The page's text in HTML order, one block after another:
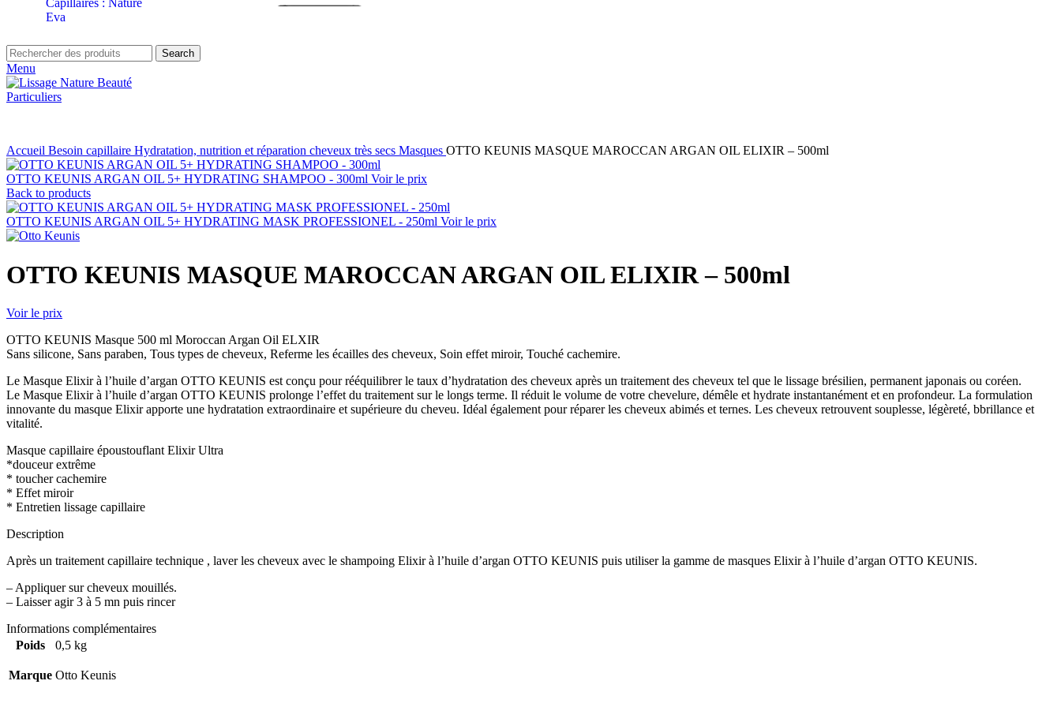
Search
Menu
Particuliers
Accueil Besoin capillaire Hydratation, nutrition et réparation cheveux très secs Masques OTTO KEUNIS MASQUE MAROCCAN ARGAN OIL ELIXIR – 500ml
OTTO KEUNIS ARGAN OIL 5+ HYDRATING SHAMPOO - 300ml Voir le prix
Back to products
OTTO KEUNIS ARGAN OIL 5+ HYDRATING MASK PROFESSIONEL - 250ml Voir le prix
OTTO KEUNIS MASQUE MAROCCAN ARGAN OIL ELIXIR – 500ml
Voir le prix
OTTO KEUNIS Masque 500 ml Moroccan Argan Oil ELXIR
Sans silicone, Sans paraben, Tous types de cheveux, Referme les écailles des cheveux, Soin effet miroir, Touché cachemire.
Le Masque Elixir à l’huile d’argan OTTO KEUNIS est conçu pour rééquilibrer le taux d’hydratation des cheveux après un traitement des cheveux tel que le lissage brésilien, permanent japonais ou coréen.
Le Masque Elixir à l’huile d’argan OTTO KEUNIS prolonge l’effet du traitement sur le longs terme. Il réduit le volume de votre chevelure, démêle et hydrate instantanément et en profondeur. La formulation
innovante du masque Elixir apporte une hydratation extraordinaire et supérieure du cheveu. Idéal également pour réparer les cheveux abimés et ternes. Les cheveux retrouvent souplesse, légèreté, bbrillance et
vitalité.
Masque capillaire époustouflant Elixir Ultra
*douceur extrême
* toucher cachemire
* Effet miroir
* Entretien lissage capillaire
Description
Après un traitement capillaire technique , laver les cheveux avec le shampoing Elixir à l’huile d’argan OTTO KEUNIS puis utiliser la gamme de masques Elixir à l’huile d’argan OTTO KEUNIS.
– Appliquer sur cheveux mouillés.
– Laisser agir 3 à 5 mn puis rincer
Informations complémentaires
Poids
0,5 kg
Marque Otto Keunis